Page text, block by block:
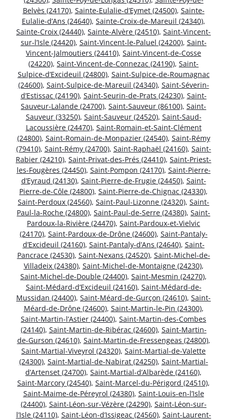
Belvès (24170), Sainte-Eulalie-d’Eymet (24500), Sainte-
Eulalie-d’Ans (24640), Sainte-Croix-de-Mareuil (24340),
Sainte-Croix (24440), Sainte-Alvère (24510), Saint-Vincent-
sur-l’Isle (24420), Saint-Vincent-le-Paluel (24200), Saint-
Vincent-Jalmoutiers (24410), Saint-Vincent-de-Cosse
(24220), Saint-Vincent-de-Connezac (24190), Saint-
Sulpice-d’Excideuil (24800), Saint-Sulpice-de-Roumagnac
(24600), Saint-Sulpice-de-Mareuil (24340), Saint-Séverin-
d’Estissac (24190), Saint-Seurin-de-Prats (24230), Saint-
Sauveur-Lalande (24700), Saint-Sauveur (86100), Saint-
Sauveur (33250), Saint-Sauveur (24520), Saint-Saud-
Lacoussière (24470), Saint-Romain-et-Saint-Clément
(24800), Saint-Romain-de-Monpazier (24540), Saint-Rémy
(79410), Saint-Rémy (24700), Saint-Raphaël (24160), Saint-
Rabier (24210), Saint-Privat-des-Prés (24410), Saint-Priest-
les-Fougères (24450), Saint-Pompon (24170), Saint-Pierre-
d’Eyraud (24130), Saint-Pierre-de-Frugie (24450), Saint-
Pierre-de-Côle (24800), Saint-Pierre-de-Chignac (24330),
Saint-Perdoux (24560), Saint-Paul-Lizonne (24320), Saint-
Paul-la-Roche (24800), Saint-Paul-de-Serre (24380), Saint-
Pardoux-la-Rivière (24470), Saint-Pardoux-et-Vielvic
(24170), Saint-Pardoux-de-Drône (24600), Saint-Pantaly-
d’Excideuil (24160), Saint-Pantaly-d’Ans (24640), Saint-
Pancrace (24530), Saint-Nexans (24520), Saint-Michel-de-
Villadeix (24380), Saint-Michel-de-Montaigne (24230),
Saint-Michel-de-Double (24400), Saint-Mesmin (24270),
Saint-Médard-d’Excideuil (24160), Saint-Médard-de-
Mussidan (24400), Saint-Méard-de-Gurçon (24610), Saint-
Méard-de-Drône (24600), Saint-Martin-le-Pin (24300),
Saint-Martin-l’Astier (24400), Saint-Martin-des-Combes
(24140), Saint-Martin-de-Ribérac (24600), Saint-Martin-
de-Gurson (24610), Saint-Martin-de-Fressengeas (24800),
Saint-Martial-Viveyrol (24320), Saint-Martial-de-Valette
(24300), Saint-Martial-de-Nabirat (24250), Saint-Martial-
d’Artenset (24700), Saint-Martial-d’Albarède (24160),
Saint-Marcory (24540), Saint-Marcel-du-Périgord (24510),
Saint-Maime-de-Péreyrol (24380), Saint-Louis-en-l’Isle
(24400), Saint-Léon-sur-Vézère (24290), Saint-Léon-sur-
l’Isle (24110), Saint-Léon-d’Issigeac (24560), Saint-Laurent-